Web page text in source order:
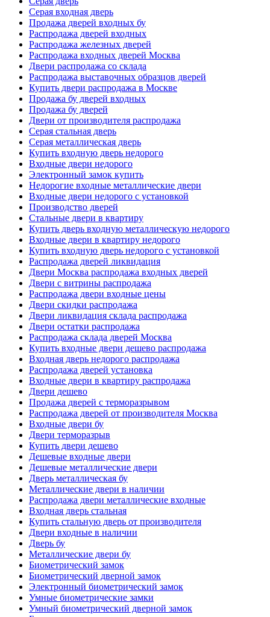
Серая входная дверь
Продажа дверей входных бу
Распродажа дверей входных
Распродажа железных дверей
Распродажа входных дверей Москва
Двери распродажа со склада
Распродажа выставочных образцов дверей
Купить двери распродажа в Москве
Продажа бу дверей входных
Продажа бу дверей
Двери от производителя распродажа
Серая стальная дверь
Серая металлическая дверь
Купить входную дверь недорого
Входные двери недорого
Электронный замок купить
Недорогие входные металлические двери
Входные двери недорого с установкой
Производство дверей
Стальные двери в квартиру
Купить дверь входную металлическую недорого
Входные двери в квартиру недорого
Купить входную дверь недорого с установкой
Распродажа дверей ликвидация
Двери Москва распродажа входных дверей
Двери с витрины распродажа
Распродажа двери входные цены
Двери скидки распродажа
Двери ликвидация склада распродажа
Двери остатки распродажа
Распродажа склада дверей Москва
Купить входные двери дешево распродажа
Входная дверь недорого распродажа
Распродажа дверей установка
Входные двери в квартиру распродажа
Двери дешево
Продажа дверей с терморазрывом
Распродажа дверей от производителя Москва
Входные двери бу
Двери терморазрыв
Купить двери дешево
Дешевые входные двери
Дешевые металлические двери
Дверь металлическая бу
Металлические двери в наличии
Распродажа двери металлические входные
Входная дверь стальная
Купить стальную дверь от производителя
Двери входные в наличии
Дверь бу
Металлические двери бу
Биометрический замок
Биометрический дверной замок
Электронный биометрический замок
Умные биометрические замки
Умный биометрический дверной замок